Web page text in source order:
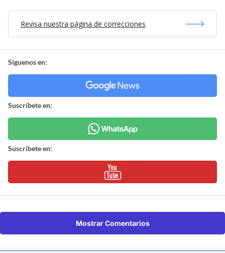
Revisa nuestra página de correcciones
Síguenos en:
Suscríbete en:
Suscríbete en:
Mostrar Comentarios